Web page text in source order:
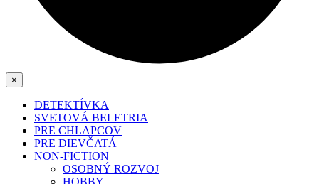
×
DETEKTÍVKA
SVETOVÁ BELETRIA
PRE CHLAPCOV
PRE DIEVČATÁ
NON-FICTION
OSOBNÝ ROZVOJ
HOBBY